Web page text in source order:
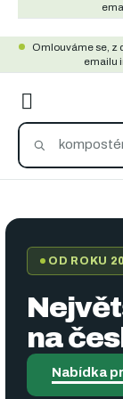
obsahOmlouváme se, z
emailu
S
p
e
c
a
OD ROKU
na
Nabídka